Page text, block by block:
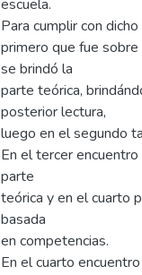
escuela.
Para cumplir con
primero que fue
se brindó la
parte teórica,
posterior lectura,
luego en el segundo
En el tercer
parte
teórica y en el cuarto
basada
en competencias.
En el cuarto